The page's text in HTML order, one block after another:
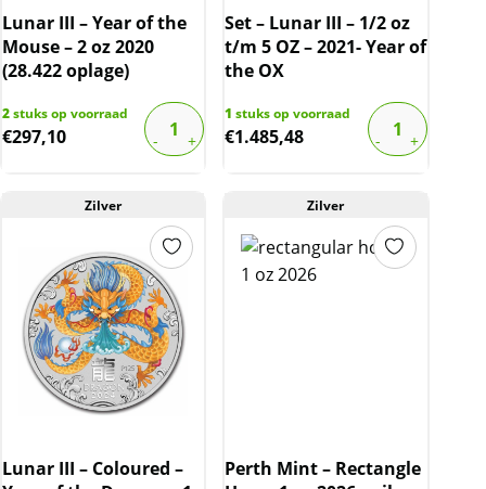
Lunar III – Year of the
Mouse – 2 oz 2020
(28.422 oplage)
2stuks op voorraad
€297,10
Set – Lunar III – 1/2 oz
t/m 5 OZ – 2021- Year of
the OX
1 stuks op voorraad
€1.485,48
Zilver
Lunar III – Coloured –
Zilver
Perth Mint – Rectangle